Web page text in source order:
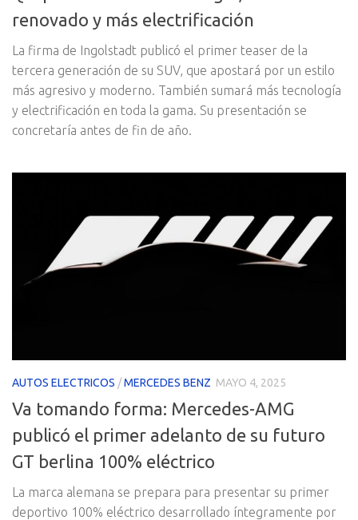
renovado y más electrificación
La firma de Ingolstadt publicó el primer teaser de la
tercera generación de su SUV, que apostará por un estilo
más agresivo y moderno. También sumará más tecnología
y electrificación en toda la gama. Su presentación se
concretaría antes de fin de año.
AUTOS ELECTRICOS /MERCEDES BENZ MAYO 4, 2025
Va tomando forma: Mercedes-AMG
publicó el primer adelanto de su futuro
GT berlina 100% eléctrico
La marca alemana se prepara para presentar su primer
deportivo 100% eléctrico desarrollado íntegramente por